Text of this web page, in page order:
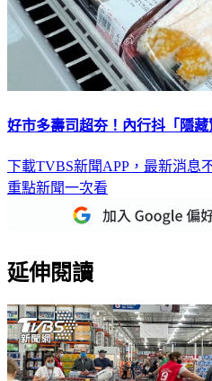
好市多壽司超夯！內行抖「隱
下載TVBS新聞APP，最新消息
重點新聞一次看
延伸閱讀